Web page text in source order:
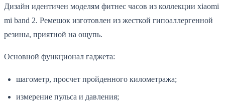
Дизайн идентичен моделям фитнес часов из коллекции xiaomi
mi band 2. Ремешок изготовлен из жесткой гипоаллергенной
резины, приятной на ощупь.
Основной функционал гаджета:
шагометр, просчет пройденного километража;
измерение пульса и давления;